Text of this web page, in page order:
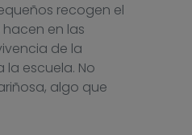
recogen el
en las
de la
escuela. No
algo que